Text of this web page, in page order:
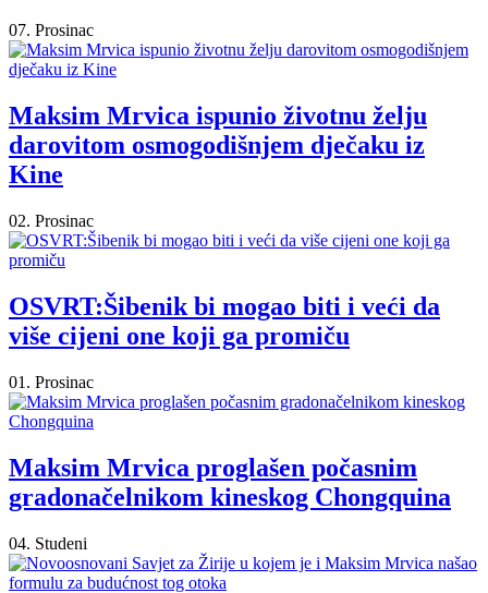
07. Prosinac
Maksim Mrvica ispunio životnu želju
darovitom osmogodišnjem dječaku iz
Kine
02. Prosinac
OSVRT:Šibenik bi mogao biti i veći da
više cijeni one koji ga promiču
01. Prosinac
Maksim Mrvica proglašen počasnim
gradonačelnikom kineskog Chongquina
04. Studeni